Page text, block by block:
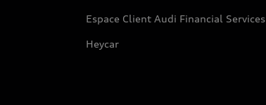
Espace Client Audi Financial Services
Heycar